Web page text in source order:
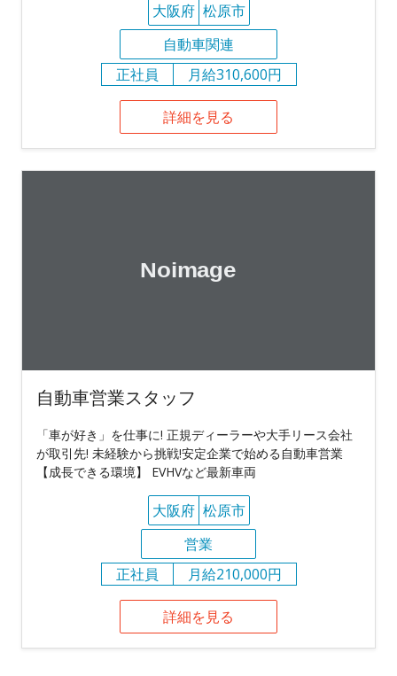
大阪府 松原市
自動車関連
正社員
月給310,600円
詳細を見る
自動車営業スタッフ
「車が好き」を仕事に! 正規ディーラーや大手リース会社
が取引先! 未経験から挑戦!安定企業で始める自動車営業
【成長できる環境】 EVHVなど最新車両
大阪府 松原市
営業
正社員
月給210,000円
詳細を見る